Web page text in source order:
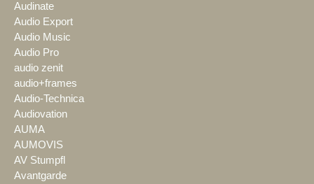
Audinate
Audio Export
Audio Music
Audio Pro
audio zenit
audio+frames
Audio-Technica
Audiovation
AUMA
AUMOVIS
AV Stumpfl
Avantgarde